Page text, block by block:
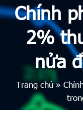
Chính
2%
nửa
Trang chủ»